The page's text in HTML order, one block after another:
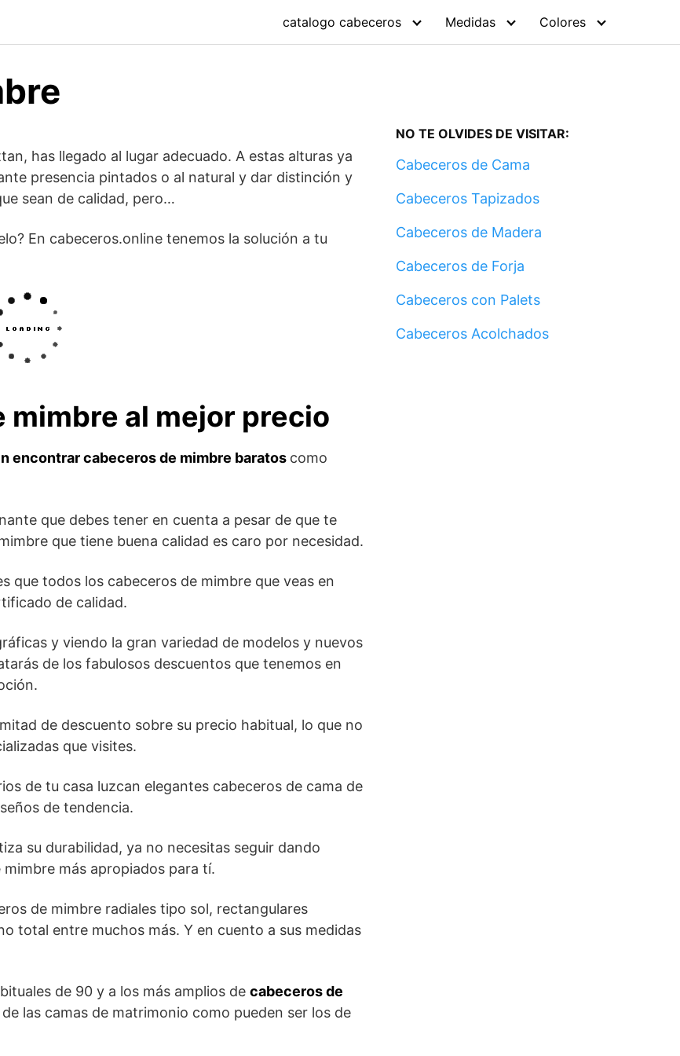
catalogo cabeceros Medidas Colores
has llegado al lugar adecuado. A estas alturas ya
presencia pintados o al natural y dar distinción y
sean de calidad, pero…
En cabeceros.online tenemos la solución a tu
mimbre al mejor precio
encontrar cabeceros de mimbre baratos como
que debes tener en cuenta a pesar de que te
que tiene buena calidad es caro por necesidad.
que todos los cabeceros de mimbre que veas en
de calidad.
y viendo la gran variedad de modelos y nuevos
de los fabulosos descuentos que tenemos en
de descuento sobre su precio habitual, lo que no
que visites.
de tu casa luzcan elegantes cabeceros de cama de
de tendencia.
su durabilidad, ya no necesitas seguir dando
más apropiados para tí.
de mimbre radiales tipo sol, rectangulares
total entre muchos más. Y en cuento a sus medidas
de 90 y a los más amplios de cabeceros de
las camas de matrimonio como pueden ser los de
NO TE OLVIDES DE VISITAR:
Cabeceros de Cama
Cabeceros Tapizados
Cabeceros de Madera
Cabeceros de Forja
Cabeceros con Palets
Cabeceros Acolchados